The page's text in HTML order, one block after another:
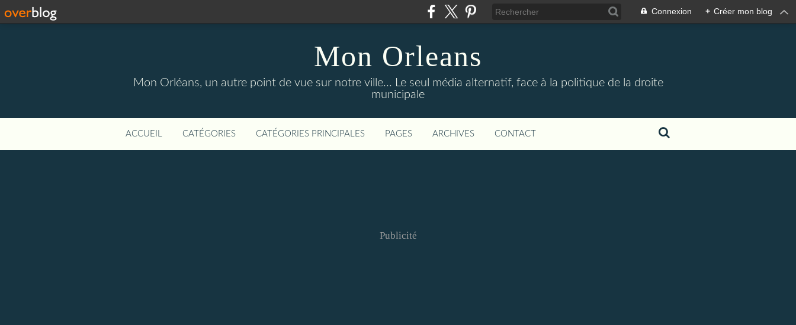
Connexion + Créer mon blog
Mon Orleans
Mon Orléans, un autre point de vue sur notre ville... Le seul média alternatif, face à la politique de la droite
municipale
ACCUEIL CATÉGORIES CATÉGORIES PRINCIPALES PAGES ARCHIVES CONTACT
Publicité